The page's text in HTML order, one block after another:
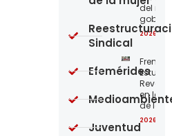
del
2026-
Frente
en la
de los
2026-
Sindical
Efemérides
Juventud